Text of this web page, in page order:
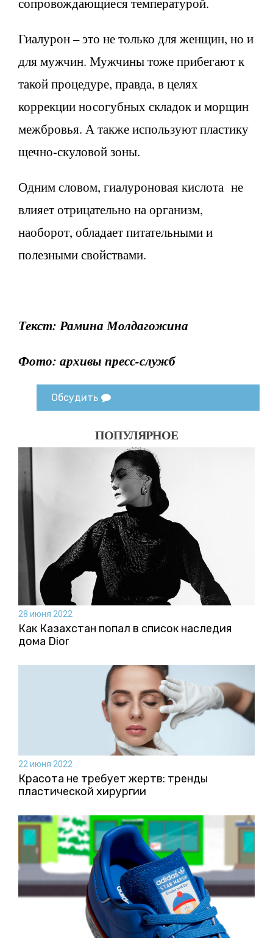
Гиалурон – это не только для женщин, но и
для мужчин. Мужчины тоже прибегают к
такой процедуре, правда, в целях
коррекции носогубных складок и морщин
межбровья. А также используют пластику
щечно-скуловой зоны.
Одним словом, гиалуроновая кислота не
влияет отрицательно на организм,
наоборот, обладает питательными и
полезными свойствами.
Текст: Рамина Молдагожина
Фото: архивы пресс-служб
Обсудить
ПОПУЛЯРНОЕ
28 июня 2022
Как Казахстан попал в список наследия
дома Dior
22 июня 2022
Красота не требует жертв: тренды
пластической хирургии